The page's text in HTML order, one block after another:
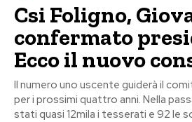
Csi Foligno,
confermato
Ecco il nuovo
Il numero uno uscente guiderà il
per i prossimi quattro anni. Nella
stati quasi 12mila i tesserati e 92 le